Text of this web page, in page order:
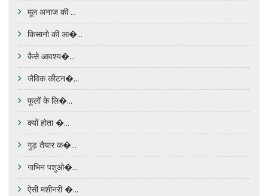
मूल अनाज की ...
किसानो की आ�...
कैसे आवश्य�...
जैविक कीटन�...
फूलों के लि�...
क्यों होता �...
गुड़ तैयार क�...
गाभिन पशुओ�...
ऐसी मशीनरी �...